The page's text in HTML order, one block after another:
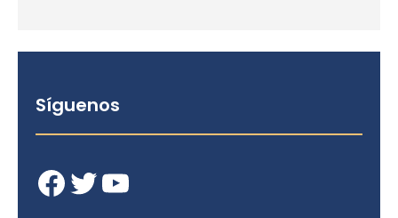
Síguenos
Facebook Twitter YouTube